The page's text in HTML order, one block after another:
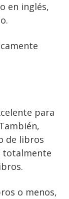
en inglés,
para
de libros
totalmente
o menos,